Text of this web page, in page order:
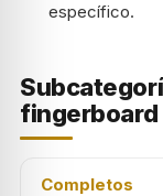
específico.
fingerboard
Completos